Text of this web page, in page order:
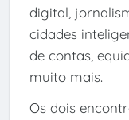
digital,
cidades
de contas,
muito mais.
Os dois